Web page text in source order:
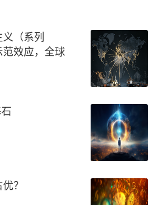
政策走向与可预见风险分析；
光光学收发器市场规模预测、
建议。
（系列
效应，全球
？